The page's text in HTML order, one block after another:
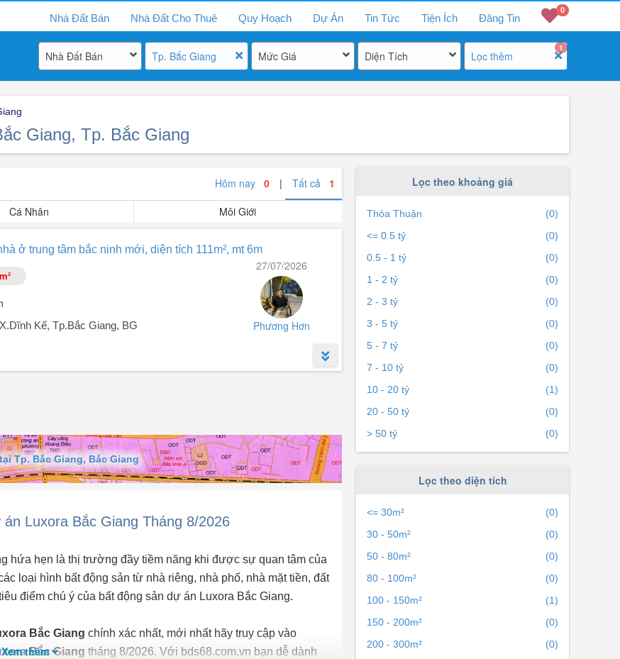
Nhà Đất Bán Nhà Đất Cho Thuê Quy Hoạch Dự Án Tin Tức Tiện Ích Đăng Tin
0
Nhà Đất Bán Tp. Bắc Giang Mức Giá Diện Tích
1
Lọc thêm
Giang, Tp. Bắc Giang
Hôm nay 0 | Tất cả 1
Cá Nhân Môi Giới
ở trung tâm bắc ninh mới, diện tích 111m², mt 6m
27/07/2026
Phương Hơn
Kế, Tp.Bắc Giang, BG
cư.
Tp. Bắc Giang, Bắc Giang
Luxora Bắc Giang Tháng 8/2026
hứa hẹn là thị trường đầy tiềm năng khi được sự quan tâm của
loại hình bất động sản từ nhà riêng, nhà phố, nhà mặt tiền, đất
điểm chú ý của bất động sản dự án Luxora Bắc Giang.
Bắc Giang chính xác nhất, mới nhất hãy truy cập vào
Bắc Giang tháng 8/2026. Với bds68.com.vn bạn dễ dành
Xem thêm
Lọc theo khoảng giá
Thỏa Thuận
(0)
<= 0.5 tỷ
(0)
0.5 - 1 tỷ
(0)
1 - 2 tỷ
(0)
2 - 3 tỷ
(0)
3 - 5 tỷ
(0)
5 - 7 tỷ
(0)
7 - 10 tỷ
(0)
10 - 20 tỷ
(1)
20 - 50 tỷ
(0)
> 50 tỷ
(0)
Lọc theo diện tích
<= 30m²
(0)
30 - 50m²
(0)
50 - 80m²
(0)
80 - 100m²
(0)
100 - 150m²
(1)
150 - 200m²
(0)
200 - 300m²
(0)